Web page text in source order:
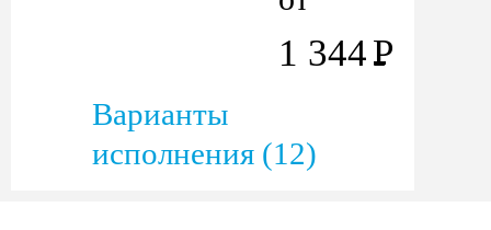
1 344Р
Варианты
исполнения (12)